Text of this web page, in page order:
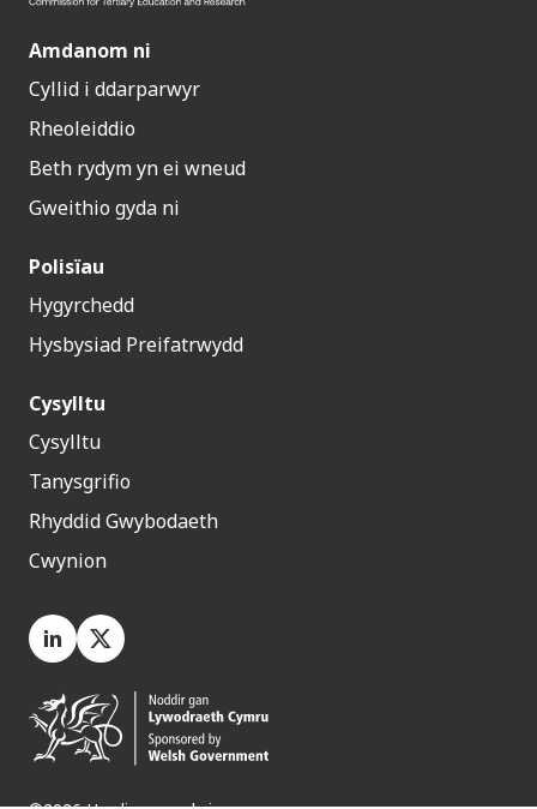
Amdanom ni
Cyllid i ddarparwyr
Rheoleiddio
Beth rydym yn ei wneud
Gweithio gyda ni
Polisïau
Hygyrchedd
Hysbysiad Preifatrwydd
Cysylltu
Cysylltu
Tanysgrifio
Rhyddid Gwybodaeth
Cwynion
LinkedIn
X.com